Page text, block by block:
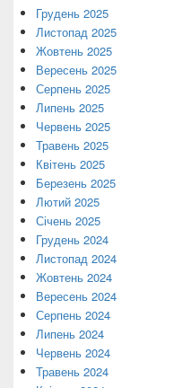
Грудень 2025
Листопад 2025
Жовтень 2025
Вересень 2025
Серпень 2025
Липень 2025
Червень 2025
Травень 2025
Квітень 2025
Березень 2025
Лютий 2025
Січень 2025
Грудень 2024
Листопад 2024
Жовтень 2024
Вересень 2024
Серпень 2024
Липень 2024
Червень 2024
Травень 2024